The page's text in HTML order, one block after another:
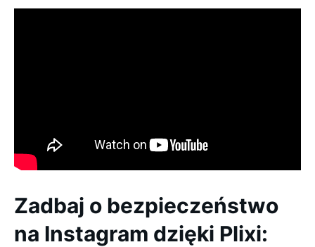
Zadbaj o bezpieczeństwo
na Instagram dzięki Plixi: